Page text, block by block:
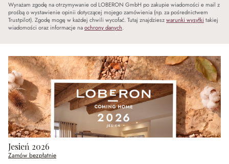
Wyrażam zgodę na otrzymywanie od LOBERON GmbH po zakupie wiadomości e mail z
prośbą o wystawienie opinii dotyczącej mojego zamówienia (np. za pośrednictwem
Trustpilot). Zgodę mogę w każdej chwili wycofać. Tutaj znajdzieszwarunki wysyłki takiej
wiadomości oraz informacje naochrony danych.
Jesień 2026
Zamów bezpłatnie